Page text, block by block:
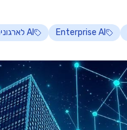
Enterprise AI AI לארגונים